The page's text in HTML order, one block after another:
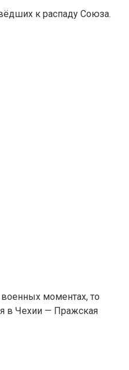
к распаду Союза.
моментах, то
в Чехии — Пражская